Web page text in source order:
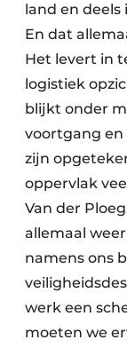
land en
En dat
Het levert in
logistiek
blijkt onder
voortgang en
zijn
oppervlak
Van der
allemaal
namens ons
werk een
moeten we